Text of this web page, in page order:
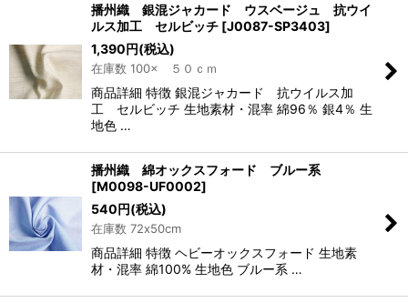
播州織 銀混ジャカード ウスベージュ 抗ウイ
ルス加工 セルビッチ [J0087-SP3403]
1,390円(税込)
在庫数 100× ５０ｃｍ
商品詳細 特徴 銀混ジャカード 抗ウイルス加
工 セルビッチ 生地素材・混率 綿96％ 銀4％ 生
地色 …
播州織 綿オックスフォード ブルー系
[M0098-UF0002]
540円(税込)
在庫数 72x50cm
商品詳細 特徴 ヘビーオックスフォード 生地素
材・混率 綿100% 生地色 ブルー系 …